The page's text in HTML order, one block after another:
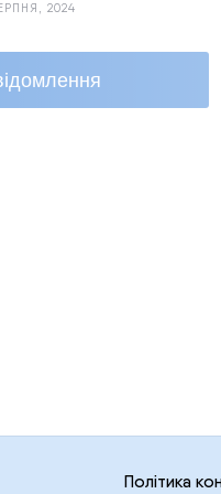
2024
Політика